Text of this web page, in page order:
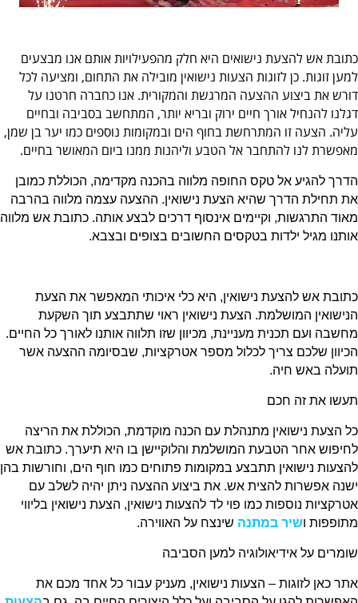
כתובת אש להצעת נישואים היא חלק מהפעילויות אותם אנו מבצעים
למען זוגות. כן לזוגות הצעות נישואין מובילה את התחום, ומציעה לכל
דורש את ביצוע ההצעה המרגשת והמקורית. אנו כחברה חרטנו על
דגלנו להנחיל אורך חיים ירוק ובריא יותר, המתחשב בסביבה ובחיים
עליה. הצעה זו המתרחשת בחוף הים ובמקומות נוספים כמו יער בן שמן,
מאפשרת לנו להתחבר אל הטבע וליהנות ממנו ביום המאושר בחיים.
הדרך להגיע אל טקס החופה מלווה בהכנה מקדימה, הכוללת כמובן
את תחילת הדרך שהיא הצעת נישואין. ההצעה עצמה מלווה בהרבה
מאוד התרגשות, וקיימים אינסוף דרכים לבצע אותה. כתובת אש מלווה
אותנו מגיל ילדות בטקסים החשובים בצופים ובצבא.
כתובת אש להצעת נישואין, היא כלי איכותי המאפשר את הצעת
הנישואין המושלמת. הצעת נישואין ראוי שתתבצע תוך השקעת
מחשבה ועם תכנית מעניינת, מכיוון שזו תלווה אותנו לאורך כל החיים.
הכיוון שלכם צריך לכלול מספר אטרקציות, שבסיומה ההצעה אשר
תועלה באש חיה.
תעשו את זה חכם
כל הצעת נישואין מתנהלת עם הכנה מוקדמת, הכוללת את הריצה
לחיפוש אחר הטבעת המושלמת והלוקיישן בו היא תיערך. כתובת אש
להצעות נישואין תתבצע במקומות פתוחים כמו חוף הים, וחורשות בהן
ישנה אפשרות להצית אש. את ביצוע ההצעה ניתן יהיה לשלב עם
אטרקציות נוספות כמו פוי לד להצעות נישואין, הצעת נישואין בליווי
מתופפות ושיר במתנה שינצח על האווירה.
שומרים על אידיאולוגיה למען הסביבה
אתר כאן לזוגות – הצעות נישואין, מעניק עבור כל אחד מכם את